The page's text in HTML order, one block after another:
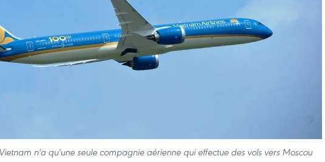
n'a qu'une seule compagnie aérienne qui effectue des vols vers Moscou